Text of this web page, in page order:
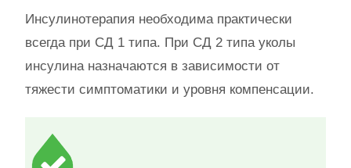
Инсулинотерапия необходима практически
всегда при СД 1 типа. При СД 2 типа уколы
инсулина назначаются в зависимости от
тяжести симптоматики и уровня компенсации.